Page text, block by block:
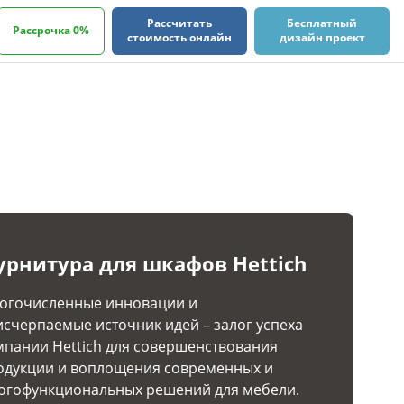
Рассрочка 0%
Рассчитать
стоимость онлайн
Бесплатный
дизайн проект
для шкафов Hettich
инновации и
источник идей – залог успеха
Hettich для совершенствования
и воплощения современных и
решений для мебели.